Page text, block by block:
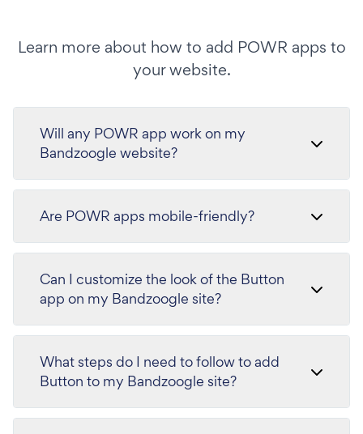
Learn more about how to add POWR apps to
your website.
Will any POWR app work on my
Bandzoogle website?
Are POWR apps mobile-friendly?
Can I customize the look of the Button
app on my Bandzoogle site?
What steps do I need to follow to add
Button to my Bandzoogle site?